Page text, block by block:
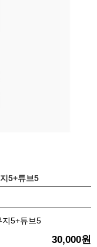
5+튜브5
지5+튜브5
30,000원